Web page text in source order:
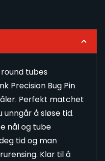
tubes
Precision Bug Pin
Perfekt matchet
å sløse tid.
nål og tube
tid og man
Klar til å